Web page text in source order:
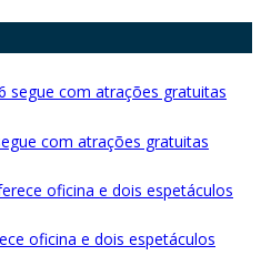
com atrações gratuitas
oficina e dois espetáculos